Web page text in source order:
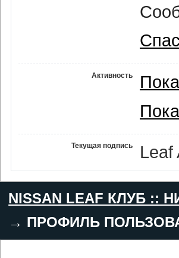
Активность
Текущая подпись Leaf
NISSAN LEAF КЛУБ
→ ПРОФИЛЬ